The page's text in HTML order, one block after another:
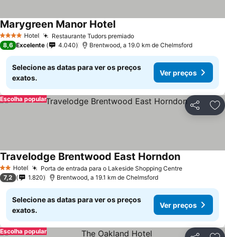
4 EstrelasHotel Restaurante Tudors premiado
Marygreen Manor Hotel
8,6 Excelente 4.040 Brentwood, a 19.0 km de Chelmsford
Selecione as datas para ver os preços
exatos.
Ver preços
Partilhar
Escolha popular
2 Estrelas
Hotel Porta de entrada para o Lakeside Shopping Centre
Travelodge Brentwood East Horndon
7,2 1.820 Brentwood, a 19.1 km de Chelmsford
Selecione as datas para ver os preços
exatos.
Ver preços
Escolha popular